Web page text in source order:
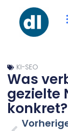
KI-SEO
Was
gezielte
konkret?